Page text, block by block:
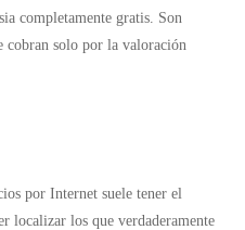
completamente gratis. Son
cobran solo por la valoración
por Internet suele tener el
localizar los que verdaderamente